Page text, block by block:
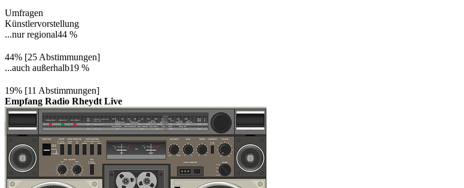
Umfragen
Künstlervorstellung
...nur regional44 %
44% [25 Abstimmungen]
...auch außerhalb19 %
19% [11 Abstimmungen]
Empfang Radio Rheydt Live